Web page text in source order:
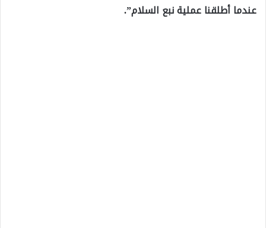
عندما أطلقنا عملية نبع السلام”.